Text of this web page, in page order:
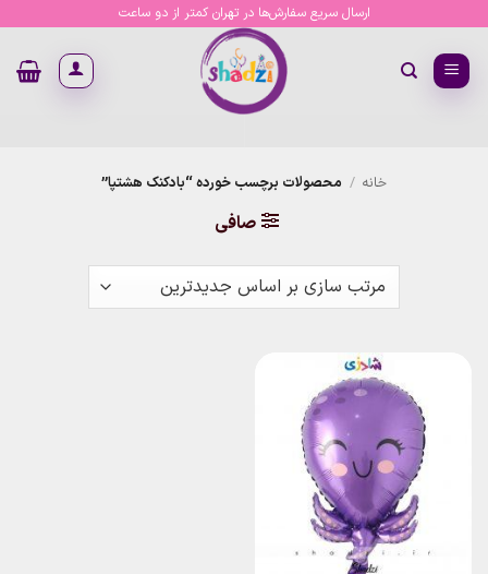
content
ارسال سریع سفارش‌ها در تهران کمتر از دو ساعت
خانه / محصولات برچسب خورده “بادکنک هشتپا”
صافی